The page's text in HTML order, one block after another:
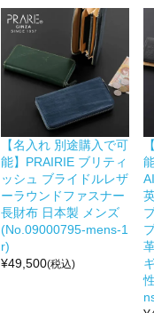
【名入れ 別途購入で可
能】PRAIRIE ブリティ
ッシュ ブライドルレザ
ーラウンドファスナー
長財布 日本製 メンズ
(No.09000795-mens-1
r)
¥49,500(税込)